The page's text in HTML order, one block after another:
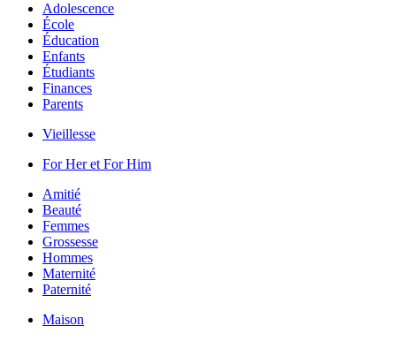
Adolescence
École
Éducation
Enfants
Étudiants
Finances
Parents
Vieillesse
For Her et For Him
Amitié
Beauté
Femmes
Grossesse
Hommes
Maternité
Paternité
Maison